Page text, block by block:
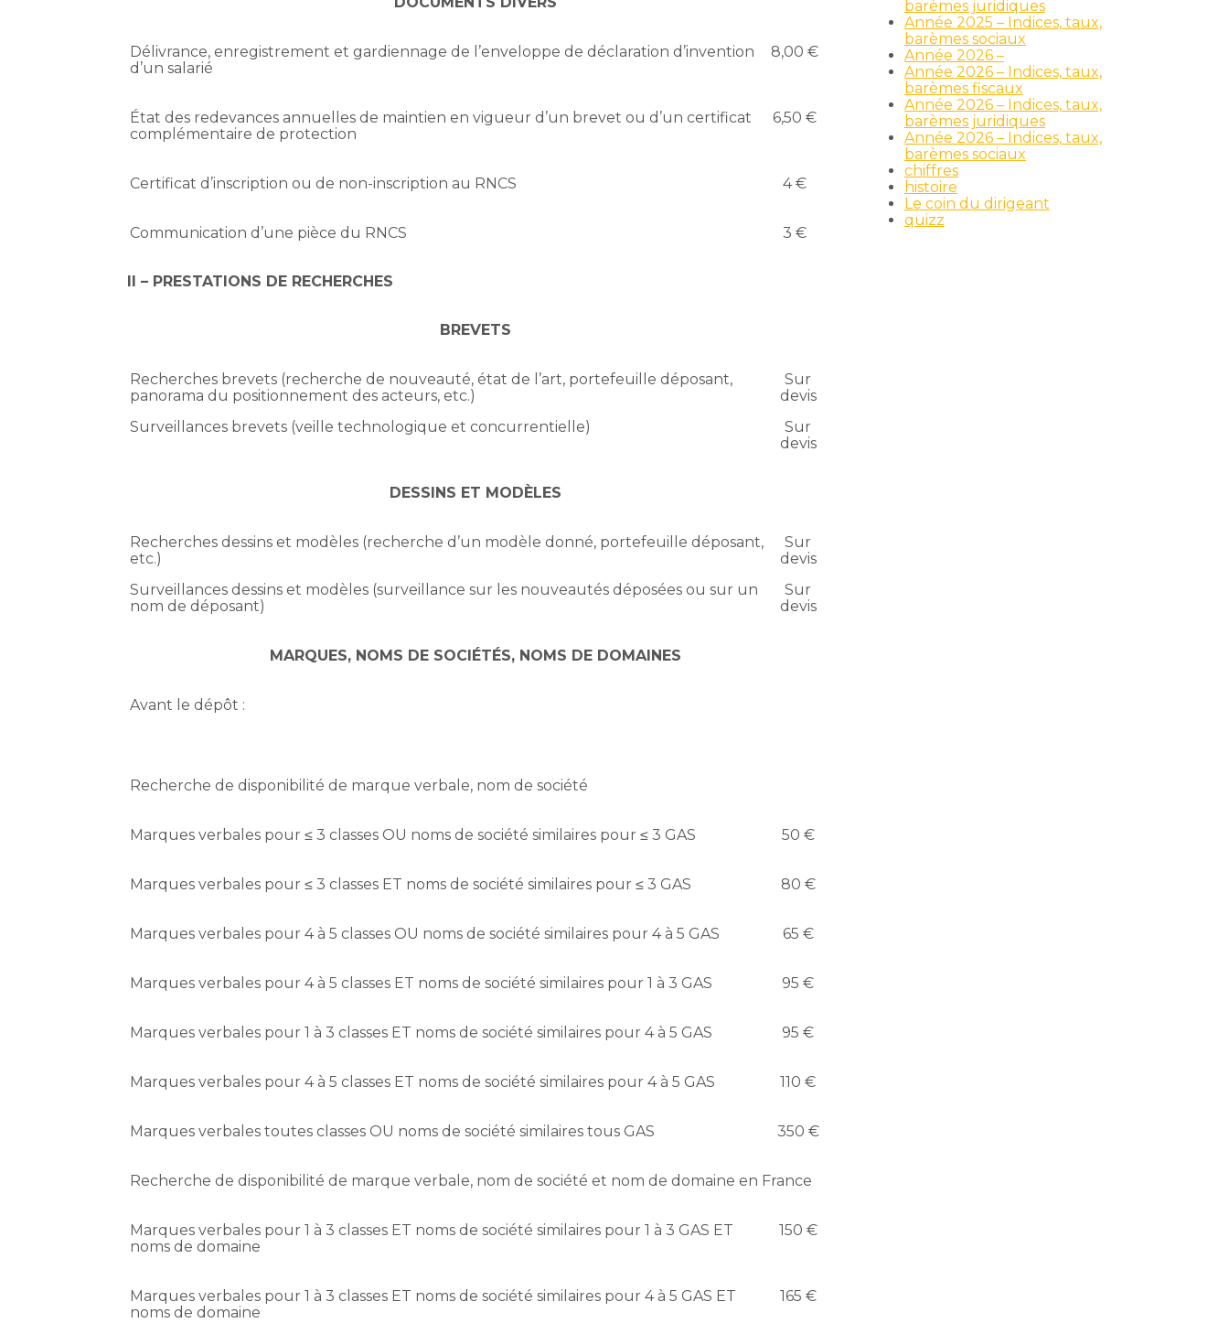
Délivrance, enregistrement et gardiennage de l’enveloppe de déclaration d’invention
d’un salarié
8,00 €
État des redevances annuelles de maintien en vigueur d’un brevet ou d’un certificat
complémentaire de protection
6,50 €
Certificat d’inscription ou de non-inscription au RNCS 4 €
Communication d’une pièce du RNCS 3 €
II – PRESTATIONS DE RECHERCHES
BREVETS
Recherches brevets (recherche de nouveauté, état de l’art, portefeuille déposant,
panorama du positionnement des acteurs, etc.)
Surveillances brevets (veille technologique et concurrentielle)
Sur
devis
Sur
devis
DESSINS ET MODÈLES
Recherches dessins et modèles (recherche d’un modèle donné, portefeuille déposant,
etc.)
Surveillances dessins et modèles (surveillance sur les nouveautés déposées ou sur un
nom de déposant)
Sur
devis
Sur
devis
MARQUES, NOMS DE SOCIÉTÉS, NOMS DE DOMAINES
Avant le dépôt :
Recherche de disponibilité de marque verbale, nom de société
Marques verbales pour ≤ 3 classes OU noms de société similaires pour ≤ 3 GAS 50 €
Marques verbales pour ≤ 3 classes ET noms de société similaires pour ≤ 3 GAS 80 €
Marques verbales pour 4 à 5 classes OU noms de société similaires pour 4 à 5 GAS 65 €
Marques verbales pour 4 à 5 classes ET noms de société similaires pour 1 à 3 GAS 95 €
Marques verbales pour 1 à 3 classes ET noms de société similaires pour 4 à 5 GAS 95 €
Marques verbales pour 4 à 5 classes ET noms de société similaires pour 4 à 5 GAS 110 €
Marques verbales toutes classes OU noms de société similaires tous GAS 350 €
Recherche de disponibilité de marque verbale, nom de société et nom de domaine en France
Marques verbales pour 1 à 3 classes ET noms de société similaires pour 1 à 3 GAS ET
noms de domaine
150 €
Marques verbales pour 1 à 3 classes ET noms de société similaires pour 4 à 5 GAS ET
noms de domaine
165 €
barèmes juridiques
Année 2025 – Indices, taux,
barèmes sociaux
Année 2026 –
Année 2026 – Indices, taux,
barèmes fiscaux
Année 2026 – Indices, taux,
barèmes juridiques
Année 2026 – Indices, taux,
barèmes sociaux
chiffres
histoire
Le coin du dirigeant
quizz